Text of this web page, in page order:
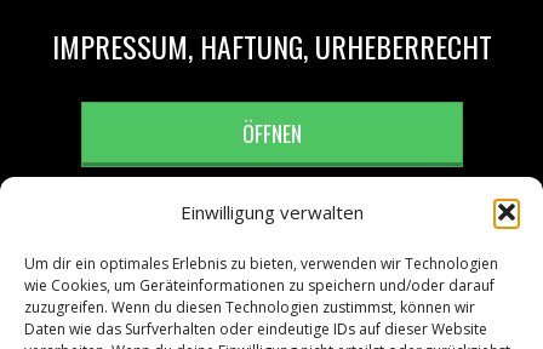
Einwilligung verwalten
Um dir ein optimales Erlebnis zu bieten, verwenden wir Technologien
wie Cookies, um Geräteinformationen zu speichern und/oder darauf
zuzugreifen. Wenn du diesen Technologien zustimmst, können wir
Daten wie das Surfverhalten oder eindeutige IDs auf dieser Website
IMPRESSUM, HAFTUNG, URHEBERRECHT
ÖFFNEN
DATENSCHUTZERKLÄRUNG